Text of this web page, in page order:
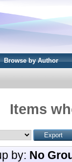
Browse by Author
Items
by: No